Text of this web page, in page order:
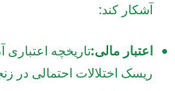
آشکار کند:
اعتبار مالی:تاریخچه اعتباری
ریسک اختلالات احتمالی در